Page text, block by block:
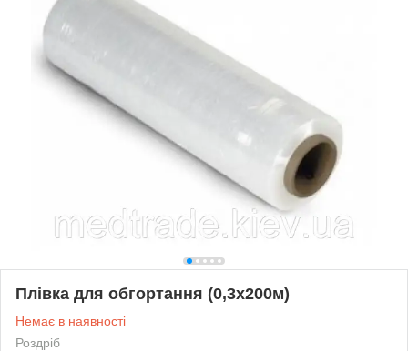
Плівка для обгортання (0,3х200м)
Немає в наявності
Роздріб